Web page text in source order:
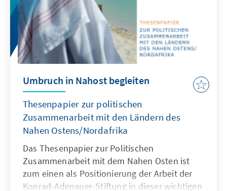
Umbruch in Nahost begleiten
Thesenpapier zur politischen
Zusammenarbeit mit den Ländern des
Nahen Ostens/Nordafrika
Das Thesenpapier zur Politischen
Zusammenarbeit mit dem Nahen Osten ist
zum einen als Positionierung der Arbeit der
Konrad-Adenauer-Stiftung in dieser wichtigen